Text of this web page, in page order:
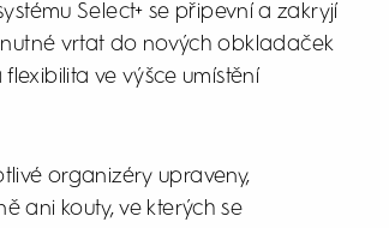
Select+ se připevní a zakryjí
vrtat do nových obkladaček
ve výšce umístění
organizéry upraveny,
ani kouty, ve kterých se